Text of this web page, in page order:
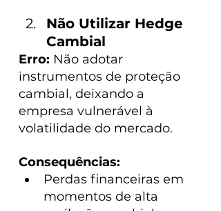
Não Utilizar Hedge
Cambial
Erro: Não adotar
instrumentos de proteção
cambial, deixando a
empresa vulnerável à
volatilidade do mercado.
Consequências:
Perdas financeiras em
momentos de alta